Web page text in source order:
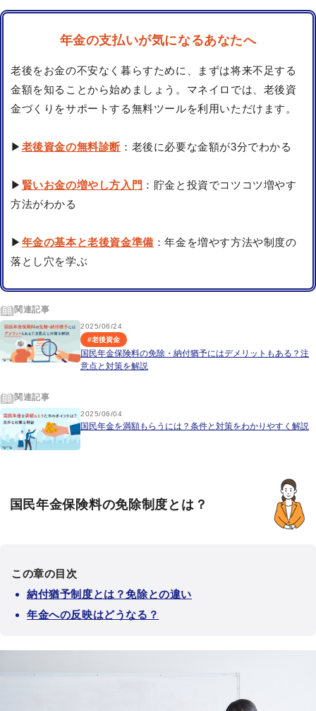
年金の支払いが気になるあなたへ
老後をお金の不安なく暮らすために、まずは将来不足する
金額を知ることから始めましょう。マネイロでは、老後資
金づくりをサポートする無料ツールを利用いただけます。
▶ 老後資金の無料診断 ：老後に必要な金額が3分でわかる
▶ 賢いお金の増やし方入門 ：貯金と投資でコツコツ増やす
方法がわかる
▶ 年金の基本と老後資金準備 ：年金を増やす方法や制度の
落とし穴を学ぶ
関連記事
2025/06/24
#老後資金
国民年金保険料の免除・納付猶予にはデメリットもある？注
意点と対策を解説
関連記事
2025/06/04
国民年金を満額もらうには？条件と対策をわかりやすく解説
国民年金保険料の免除制度とは？
この章の目次
納付猶予制度とは？免除との違い
年金への反映はどうなる？